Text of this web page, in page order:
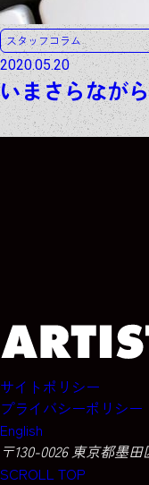
スタッフコラム
2020.05.20
いまさらなが
サイトポリシー
プライバシーポリシー
English
〒130-0026 東京都墨
SCROLL TOP